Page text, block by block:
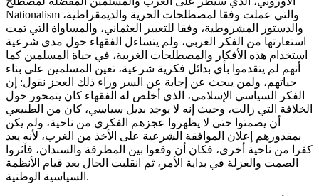
Nationalism والتي عملت وفقا لمصطلحات الحرية والديمقراطية،
والدستور المشروطية، وفقا للتعبير العثماني، والمساواة التي تمت
استعارتها من الفكر الغربي، ولم يتساءل الفقهاء حول مدى شرعية
استخدام هذه الأفكار والمصطلحات الغربية، في حياة المسلمين كما
أنهم لم يتقدموا بأي بدائل فكرية شرعية، تعين المسلمين على بناء
حياتهم، ولمن يبحث عن إجابة عن السر وراء ذلك العجز نقول: إن
الفكر السياسي الإسلامي، الذي أخلص له الفقهاء كان يتمحور حول
الخلافة التي زالت، وحيث إنه لا يوجد بديل سياسي، كان من الطبيعي
أن يصمتوا حتى لا يظهروا عجزهم الفكري من ناحية، ولم يكن
بمقدورهم إعلان الموافقة الشرعية على الأخذ من الغرب، لأنه يعد
كفرا من ناحية أخرى، فكان أن وقعوا بين المطرقة والسندان، فآثروا
الصمت والعزلة في بداية الأمر، ثم انقلبت الحال بعد قيام الأنظمة
السياسية الوطنية.